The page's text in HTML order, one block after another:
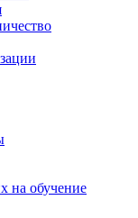
на обучение